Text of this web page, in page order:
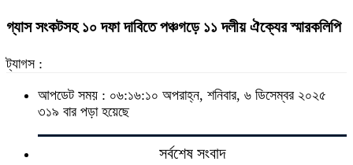
গ্যাস সংকটসহ ১০ দফা দাবিতে পঞ্চগড়ে ১১ দলীয় ঐক্যের স্মারকলিপি
ট্যাগস :
আপডেট সময় : ০৬:১৬:১০ অপরাহ্ন, শনিবার, ৬ ডিসেম্বর ২০২৫
৩১৯ বার পড়া হয়েছে
সর্বশেষ সংবাদ